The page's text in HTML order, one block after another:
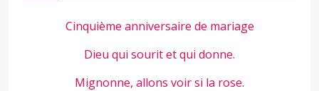
Cinquième anniversaire de mariage
Dieu qui sourit et qui donne.
Mignonne, allons voir si la rose.